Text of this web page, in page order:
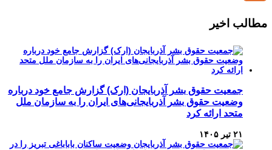
مطالب اخیر
جمعیت حقوق بشر آذربایجان (ارک) گزارش جامع خود درباره
وضعیت حقوق بشر آذربایجانی‌های ایران را به سازمان ملل
متحد ارائه کرد
۲۱ تیر ۱۴۰۵